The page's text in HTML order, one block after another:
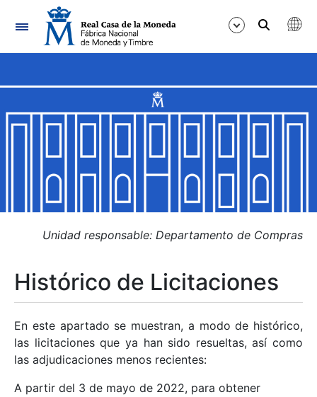
Navegación
Mostrar/Ocultar
Mostrar/Ocultar
Mostrar/Ocultar
Mostrar/Ocultar
Mostrar/Ocultar
Unidad responsable: Departamento de Compras
Histórico de Licitaciones
En este apartado se muestran, a modo de histórico,
las licitaciones que ya han sido resueltas, así como
las adjudicaciones menos recientes:
A partir del 3 de mayo de 2022, para obtener